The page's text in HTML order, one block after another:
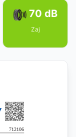
70 dB
Zaj